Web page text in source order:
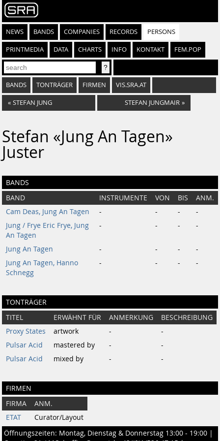
NEWS BANDS COMPANIES RECORDS PERSONS
PRINTMEDIA DATA CHARTS INFO KONTAKT FEM.POP
BANDS TONTRÄGER FIRMEN VIS.SRA.AT
« STEFAN JUNG STEFAN JUNGMAIR »
Stefan «Jung An Tagen»
Juster
BANDS
BAND INSTRUMENTE VON BIS
ANM.
Cam Deas, Jung An Tagen
- - -
-
Jung / Frye Eric Frye, Jung
An Tagen
- - - -
Jung An Tagen - - -
-
Jung An Tagen, Hanno
Schnegg
- - - -
TONTRÄGER
TITEL ERWÄHNT FÜR ANMERKUNG
BESCHREIBUNG
Proxy States
artwork -
-
Pulsar Acid
mastered by -
-
Pulsar Acid
mixed by - -
FIRMEN
FIRMA
ANM.
ETAT
Curator/Layout
Öffnungszeiten: Montag, Dienstag & Donnerstag 13:00 - 19:00 |